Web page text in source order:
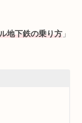
地下鉄の乗り方 」